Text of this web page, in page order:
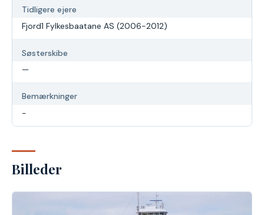
Tidligere ejere
Fjord1 Fylkesbaatane AS (2006-2012)
Søsterskibe
—
Bemærkninger
-
Billeder